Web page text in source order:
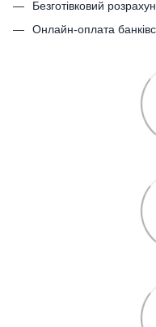
Безготівковий
Онлайн-оплата